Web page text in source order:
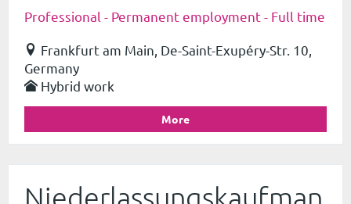
Professional - Permanent employment - Full time
Frankfurt am Main, De-Saint-Exupéry-Str. 10,
Germany
Hybrid work
More
Niederlassungskaufman